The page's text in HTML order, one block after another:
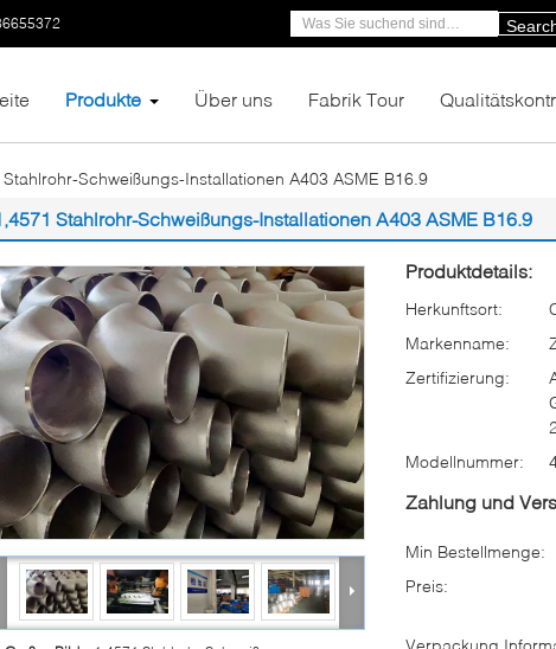
Produkte Über uns Fabrik Tour
Schweißungs-Installationen A403 ASME B16.9
Stahlrohr-Schweißungs-Installationen A403 ASME B16.9
Produktdetails:
Herkunftsort:
Markenname:
Zertifizierung:
Modellnummer:
Zahlung und
Min Bestellmenge:
Preis:
Verpackung